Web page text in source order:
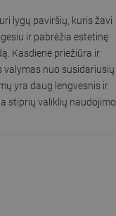
lygų paviršių, kuris žavi
ir pabrėžia estetinę
Kasdienė priežiūra ir
valymas nuo susidariusių
yra daug lengvesnis ir
stiprių valiklių naudojimo.